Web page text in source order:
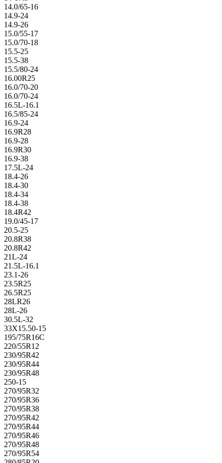
14.0/65-16
14.9-24
14.9-26
15.0/55-17
15.0/70-18
15.5-25
15.5-38
15.5/80-24
16.00R25
16.0/70-20
16.0/70-24
16.5L-16.1
16.5/85-24
16.9-24
16.9R28
16.9-28
16.9R30
16.9-38
17.5L-24
18.4-26
18.4-30
18.4-34
18.4-38
18.4R42
19.0/45-17
20.5-25
20.8R38
20.8R42
21L-24
21.5L-16.1
23.1-26
23.5R25
26.5R25
28LR26
28L-26
30.5L-32
33X15.50-15
195/75R16C
220/55R12
230/95R42
230/95R44
230/95R48
250-15
270/95R32
270/95R36
270/95R38
270/95R42
270/95R44
270/95R46
270/95R48
270/95R54